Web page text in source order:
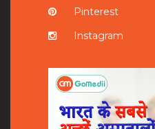
Pinterest
Instagram